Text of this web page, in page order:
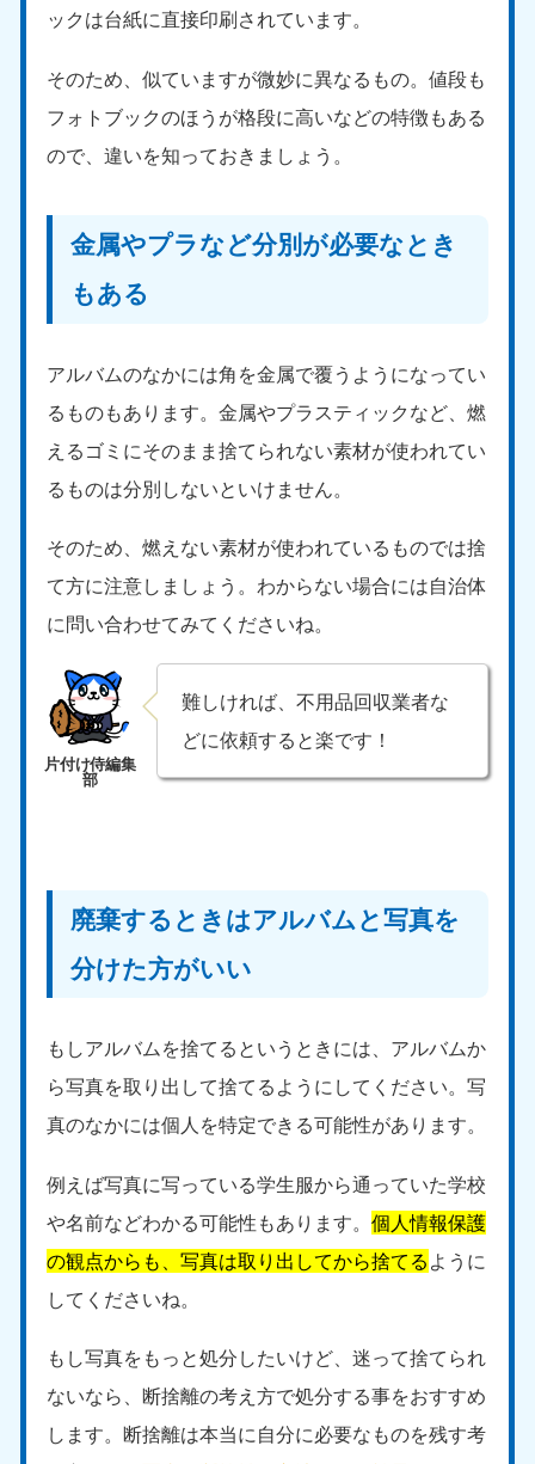
ックは台紙に直接印刷されています。
そのため、似ていますが微妙に異なるもの。値段も
フォトブックのほうが格段に高いなどの特徴もある
ので、違いを知っておきましょう。
金属やプラなど分別が必要なとき
もある
アルバムのなかには角を金属で覆うようになってい
るものもあります。金属やプラスティックなど、燃
えるゴミにそのまま捨てられない素材が使われてい
るものは分別しないといけません。
そのため、燃えない素材が使われているものでは捨
て方に注意しましょう。わからない場合には自治体
に問い合わせてみてくださいね。
難しければ、不用品回収業者な
どに依頼すると楽です！
廃棄するときはアルバムと写真を
分けた方がいい
もしアルバムを捨てるというときには、アルバムか
ら写真を取り出して捨てるようにしてください。写
真のなかには個人を特定できる可能性があります。
例えば写真に写っている学生服から通っていた学校
や名前などわかる可能性もあります。個人情報保護
の観点からも、写真は取り出してから捨てる ように
してくださいね。
もし写真をもっと処分したいけど、迷って捨てられ
ないなら、断捨離の考え方で処分する事をおすすめ
します。断捨離は本当に自分に必要なものを残す考